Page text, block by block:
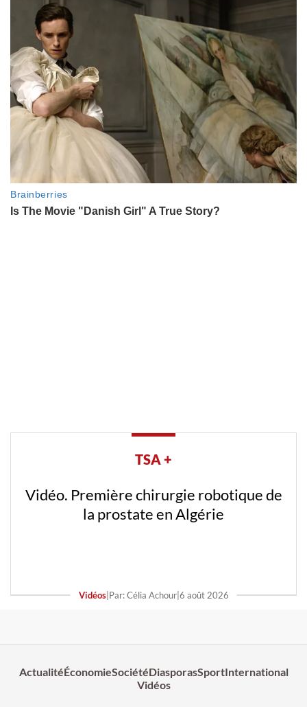
TSA +
Vidéo. Première chirurgie robotique de
la prostate en Algérie
Vidéos|Par: Célia Achour|6 août 2026
ActualitéÉconomieSociétéDiasporasSportInternational
Vidéos